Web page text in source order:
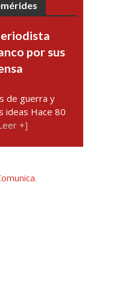
por sus
de guerra y
ideas Hace 80
+]